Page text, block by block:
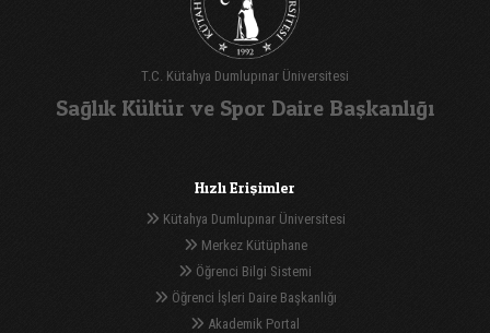
T.C. Kütahya Dumlupınar Üniversitesi
Sağlık Kültür ve Spor Daire Başkanlığı
Hızlı Erişimler
Kütahya Dumlupınar Üniversitesi
Merkez Kütüphane
Öğrenci Bilgi Sistemi
Öğrenci İşleri Daire Başkanlığı
Akademik Portal